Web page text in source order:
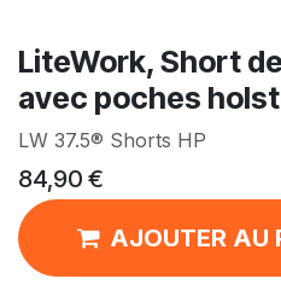
LiteWork, Short
avec poches
LW 37.5® Shorts HP
84,90 €
AJOUTER AU